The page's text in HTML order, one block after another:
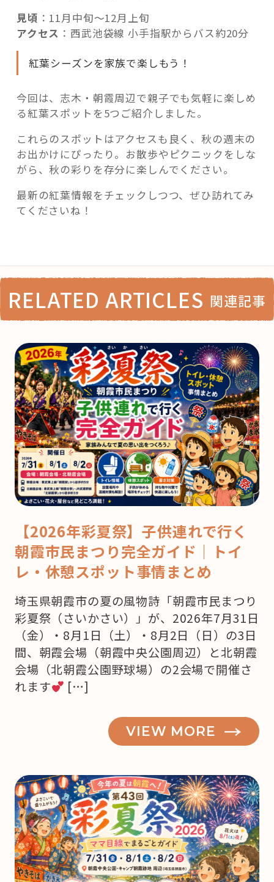
見頃 ：11月中旬〜12月上旬
アクセス ：西武池袋線 小手指駅からバス約20分
紅葉シーズンを家族で楽しもう！
今回は、志木・朝霞周辺で親子でも気軽に楽しめ
る紅葉スポットを5つご紹介しました。
これらのスポットはアクセスも良く、秋の週末の
お出かけにぴったり。お散歩やピクニックをしな
がら、秋の彩りを存分に楽しんでください。
最新の紅葉情報をチェックしつつ、ぜひ訪れてみ
てくださいね！
RELATED ARTICLES 関連記事
【2026年彩夏祭】子供連れで行く
朝霞市民まつり完全ガイド｜トイ
レ・休憩スポット事情まとめ
埼玉県朝霞市の夏の風物詩「朝霞市民まつり
彩夏祭（さいかさい）」が、2026年7月31日
（金）・8月1日（土）・8月2日（日）の3日
間、朝霞会場（朝霞中央公園周辺）と北朝霞
会場（北朝霞公園野球場）の2会場で開催さ
れます
[…]
VIEW MORE